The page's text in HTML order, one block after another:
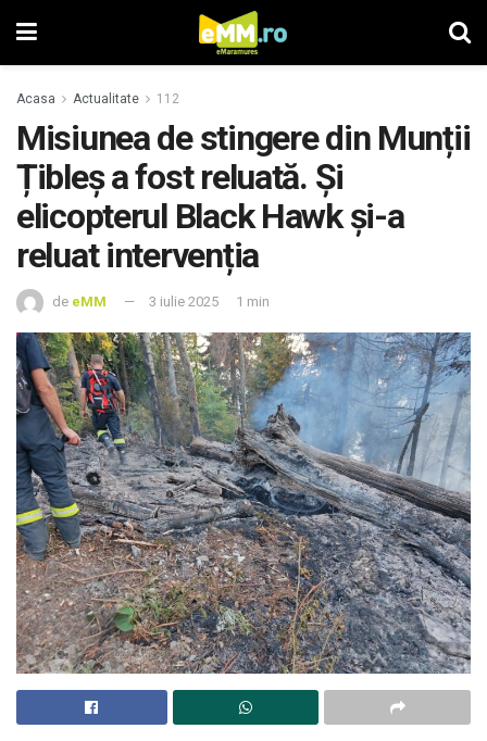
Acasa Actualitate 112
Misiunea de stingere din Munții
Țibleș a fost reluată. Și
elicopterul Black Hawk și-a
reluat intervenția
de eMM 3 iulie 2025 1 min